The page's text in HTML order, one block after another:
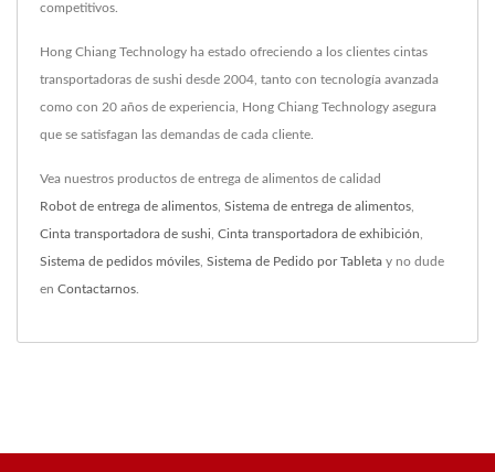
competitivos.
Hong Chiang Technology ha estado ofreciendo a los clientes cintas
transportadoras de sushi desde 2004, tanto con tecnología avanzada
como con 20 años de experiencia, Hong Chiang Technology asegura
que se satisfagan las demandas de cada cliente.
Vea nuestros productos de entrega de alimentos de calidad
Robot de entrega de alimentos, Sistema de entrega de alimentos,
Cinta transportadora de sushi, Cinta transportadora de exhibición,
Sistema de pedidos móviles, Sistema de Pedido por Tableta y no dude
en Contactarnos.